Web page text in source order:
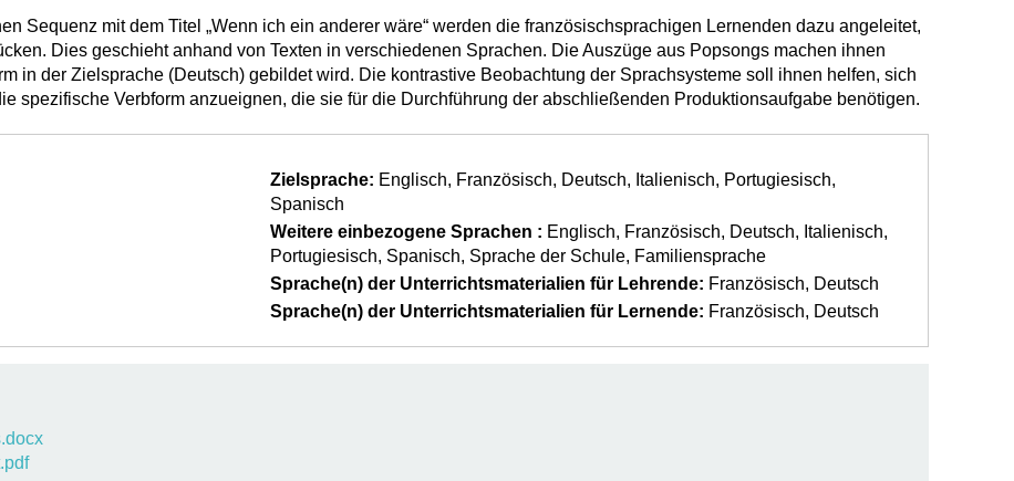
Sequenz mit dem Titel „Wenn ich ein anderer wäre“ werden die französischsprachigen Lernenden dazu angeleitet,
Dies geschieht anhand von Texten in verschiedenen Sprachen. Die Auszüge aus Popsongs machen ihnen
in der Zielsprache (Deutsch) gebildet wird. Die kontrastive Beobachtung der Sprachsysteme soll ihnen helfen, sich
spezifische Verbform anzueignen, die sie für die Durchführung der abschließenden Produktionsaufgabe benötigen.
Zielsprache: Englisch Französisch Deutsch Italienisch
Portugiesisch
Spanisch
Weitere einbezogene Sprachen : Englisch Französisch Deutsch
Italienisch
Portugiesisch Spanisch Sprache der Schule Familiensprache
Sprache(n) der Unterrichtsmaterialien für Lehrende: Französisch
Deutsch
Sprache(n) der Unterrichtsmaterialien für Lernende: Französisch Deutsch